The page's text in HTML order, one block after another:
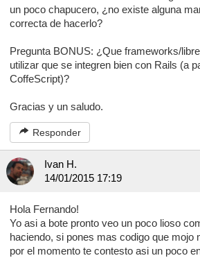
un poco chapucero, ¿no existe alguna
correcta de hacerlo?
Pregunta BONUS: ¿Que frameworks/
utilizar que se integren bien con Rails (a
CoffeScript)?
Gracias y un saludo.
Responder
Ivan H.
14/01/2015 17:19
Hola Fernando!
Yo asi a bote pronto veo un poco lioso
haciendo, si pones mas codigo que mojo
por el momento te contesto asi un poco